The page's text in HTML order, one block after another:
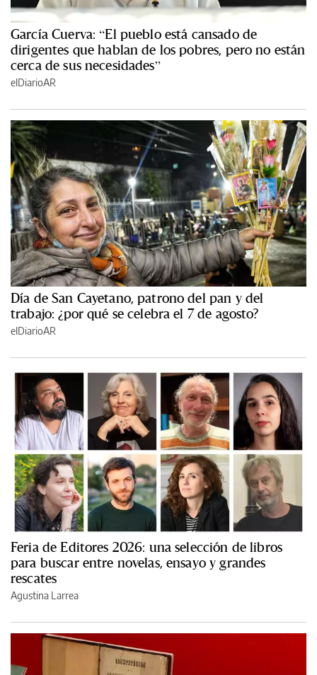
García Cuerva: “El pueblo está cansado de
dirigentes que hablan de los pobres, pero no están
cerca de sus necesidades”
elDiarioAR
Día de San Cayetano, patrono del pan y del
trabajo: ¿por qué se celebra el 7 de agosto?
elDiarioAR
Feria de Editores 2026: una selección de libros
para buscar entre novelas, ensayo y grandes
rescates
Agustina Larrea